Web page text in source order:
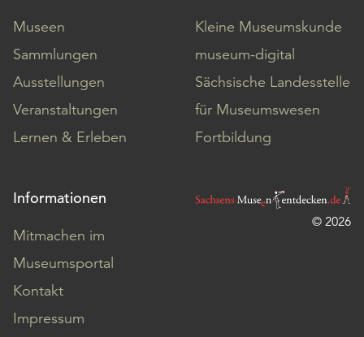
Museen
Sammlungen
Ausstellungen
Veranstaltungen
Lernen & Erleben
Kleine Museumskunde
museum-digital
Sächsische Landesstelle
für Museumswesen
Fortbildung
Informationen
Mitmachen im
Museumsportal
Kontakt
Impressum
© 2026